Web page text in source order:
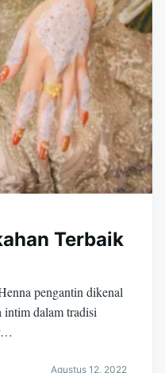
Terbaik
pengantin dikenal
intim dalam tradisi
Agustus 12, 2022